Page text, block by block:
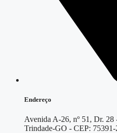
Endereço
Avenida A-26, nº 51, Dr.
Trindade-GO - CEP: 75391-